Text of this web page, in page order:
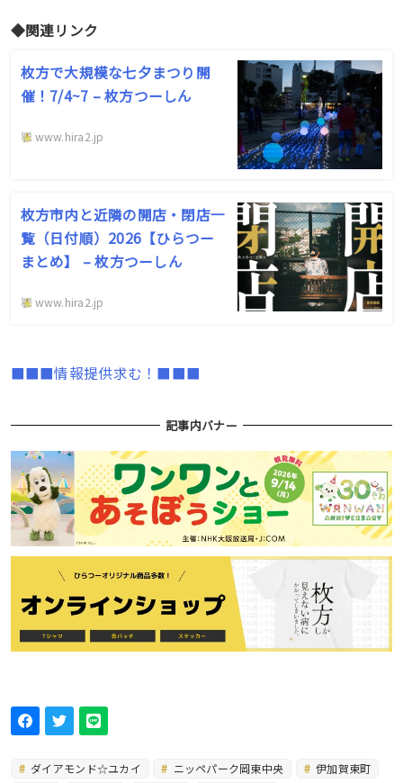
◆関連リンク
枚方で大規模な七夕まつり開
催！7/4~7 – 枚方つーしん
www.hira2.jp
枚方市内と近隣の開店・閉店一
覧（日付順）2026【ひらつー
まとめ】 – 枚方つーしん
www.hira2.jp
■■■情報提供求む！■■■
記事内バナー
ダイアモンド☆ユカイ ニッペパーク岡東中央 伊加賀東町